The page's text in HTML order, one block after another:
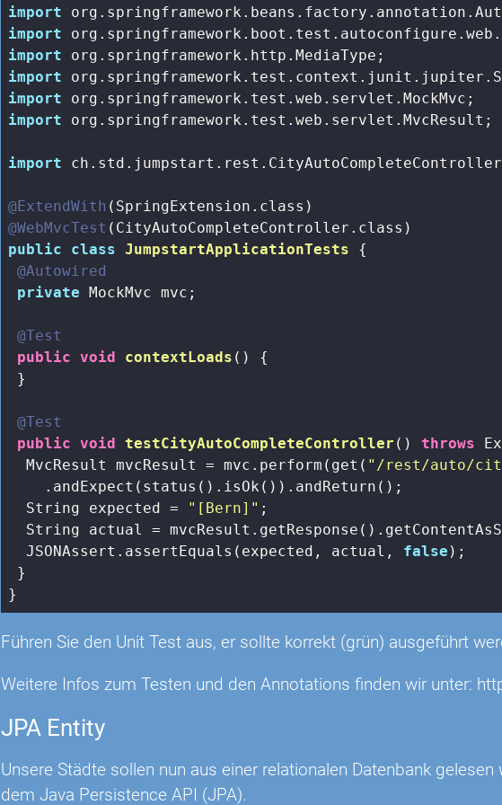
import
import
import
import
import
import org.springframework.test.web.servlet.MvcResult;
import
@ExtendWith
@WebMvcTest
public
class JumpstartApplicationTests
{
@Autowired
private MockMvc mvc;
@Test
public void contextLoads ()
{
}
@Test
public void testCityAutoCompleteController () throws
  MvcResult mvcResult = mvc.perform(get(
"/rest/auto/
    .andExpect(status().isOk()).andReturn();
  String expected =
"[Bern]" ;
String actual =
  JSONAssert.assertEquals(expected, actual,
false );
}
}
Führen Sie den Unit Test aus, er sollte korrekt (grün) ausgeführt
Weitere Infos zum Testen und den Annotations finden wir unter:
JPA Entity
Unsere Städte sollen nun aus einer relationalen Datenbank
dem Java Persistence API (JPA).